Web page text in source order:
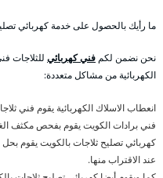
ما رأيك بالحصول على خدمة كهربائي
نحن نضمن لكم فني كهربائي للثلاجات
الكهربائية من مشاكل متعددة:
انعطاب الاسلاك الكهربائية يقوم فني
فني برادات الكويت يقوم بفحص مكثف
كهربائي تصليح ثلاجات بالكويت يقوم
عند الاقتراب منها.